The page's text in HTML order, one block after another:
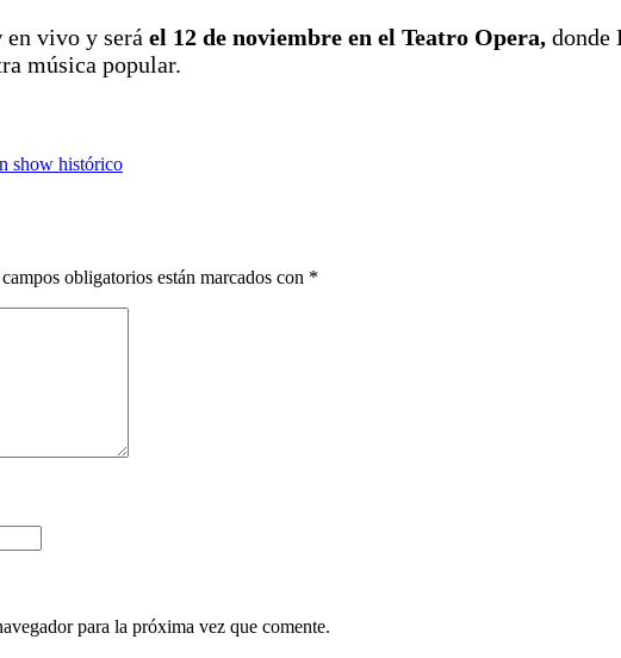
vivo y será el 12 de noviembre en el Teatro Opera, donde
música popular.
show histórico
obligatorios están marcados con *
para la próxima vez que comente.